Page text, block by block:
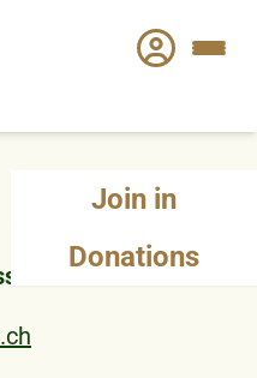
Join in
Donations